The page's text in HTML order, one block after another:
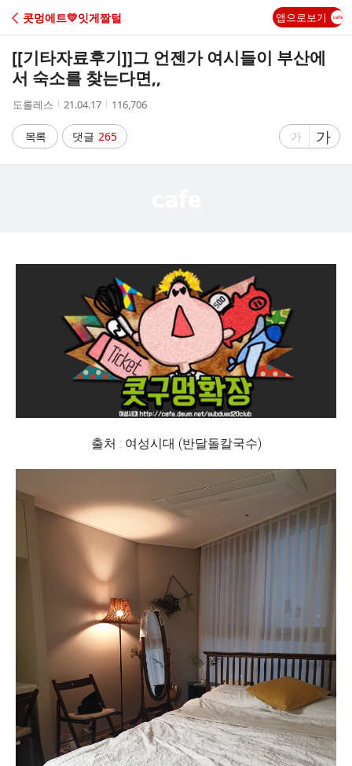
C
A
콧멍에트💛잇게짤털 앱으로보기
[[기타자료후기]]그 언젠가 여시들이 부산에
서 숙소를 찾는다면,,
작
자
도롤레스
작
시
간
21.04.17
조
수
116,706
목록 댓글 265
글
가
글
자
가
출처 : 여성시대 (반달돌칼국수)